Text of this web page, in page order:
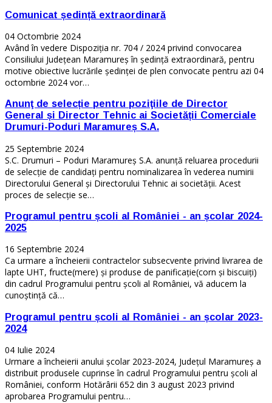
Comunicat ședință extraordinară
04 Octombrie 2024
Având în vedere Dispoziția nr. 704 / 2024 privind convocarea
Consiliului Județean Maramureș în ședință extraordinară, pentru
motive obiective lucrările ședinței de plen convocate pentru azi 04
octombrie 2024 vor…
Anunţ de selecție pentru poziţiile de Director
General și Director Tehnic ai Societății Comerciale
Drumuri-Poduri Maramureș S.A.
25 Septembrie 2024
S.C. Drumuri – Poduri Maramureș S.A. anunţă reluarea procedurii
de selecție de candidaţi pentru nominalizarea în vederea numirii
Directorului General și Directorului Tehnic ai societății. Acest
proces de selecție se…
Programul pentru școli al României - an școlar 2024-
2025
16 Septembrie 2024
Ca urmare a încheierii contractelor subsecvente privind livrarea de
lapte UHT, fructe(mere) și produse de panificație(corn și biscuiți)
din cadrul Programului pentru școli al României, vă aducem la
cunoștință că…
Programul pentru școli al României - an școlar 2023-
2024
04 Iulie 2024
Urmare a încheierii anului școlar 2023-2024, Județul Maramureș a
distribuit produsele cuprinse în cadrul Programului pentru școli al
României, conform Hotărârii 652 din 3 august 2023 privind
aprobarea Programului pentru…